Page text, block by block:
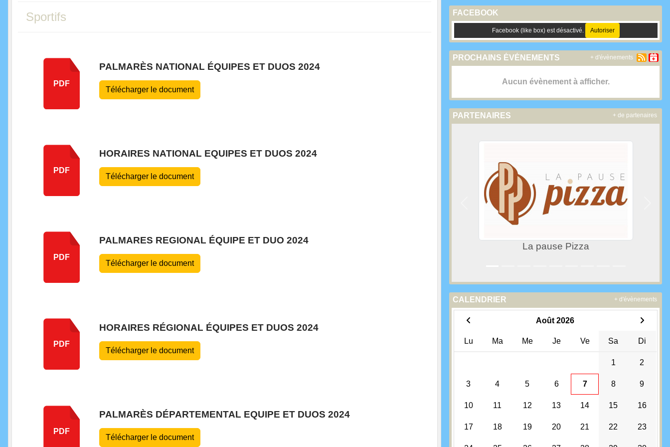
Sportifs
PDF
PALMARÈS NATIONAL ÉQUIPES ET DUOS 2024
Télécharger le document
PDF
HORAIRES NATIONAL EQUIPES ET DUOS 2024
Télécharger le document
PDF
PALMARES REGIONAL ÉQUIPE ET DUO 2024
Télécharger le document
PDF
HORAIRES RÉGIONAL ÉQUIPES ET DUOS 2024
Télécharger le document
PDF
PALMARÈS DÉPARTEMENTAL EQUIPE ET DUOS 2024
Télécharger le document
FACEBOOK
Facebook (like box) est désactivé. Autoriser
PROCHAINS ÉVÉNEMENTS
Aucun évènement à afficher.
+ d'évènements
PARTENAIRES
La pause Pizza
Précedent
+ de partenaires
CALENDRIER
Août 2026
Lu Ma Me Je Ve Sa Di
1 2
3 4 5 6 7 8 9
10 11 12 13 14 15 16
17 18 19 20 21 22 23
+ d'évènements